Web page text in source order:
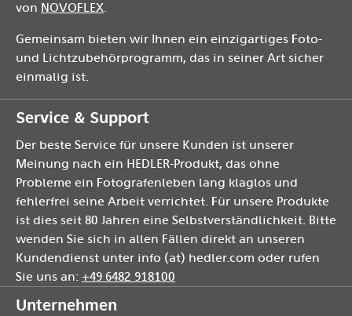
von NOVOFLEX.
Gemeinsam bieten wir Ihnen ein einzigartiges Foto-
und Lichtzubehörprogramm, das in seiner Art sicher
einmalig ist.
Service & Support
Der beste Service für unsere Kunden ist unserer
Meinung nach ein HEDLER-Produkt, das ohne
Probleme ein Fotografenleben lang klaglos und
fehlerfrei seine Arbeit verrichtet. Für unsere Produkte
ist dies seit 80 Jahren eine Selbstverständlichkeit. Bitte
wenden Sie sich in allen Fällen direkt an unseren
Kundendienst unter info (at) hedler.com oder rufen
Sie uns an: +49 6482 918100
Unternehmen